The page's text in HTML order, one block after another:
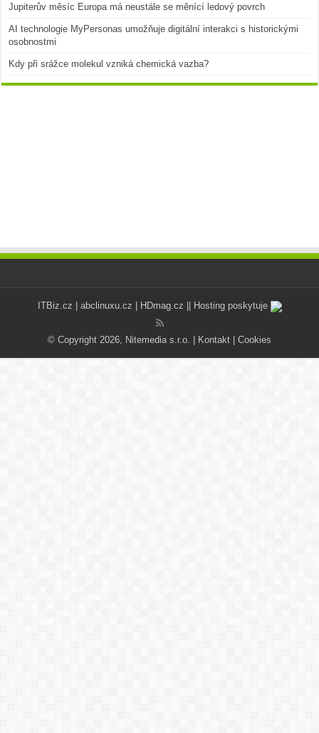
Jupiterův měsíc Europa má neustále se měnící ledový povrch
AI technologie MyPersonas umožňuje digitální interakci s historickými
osobnostmi
Kdy při srážce molekul vzniká chemická vazba?
ITBiz.cz abclinuxu.cz HDmag.cz || Hosting poskytuje
© Copyright 2026, Nitemedia s.r.o. | Kontakt Cookies